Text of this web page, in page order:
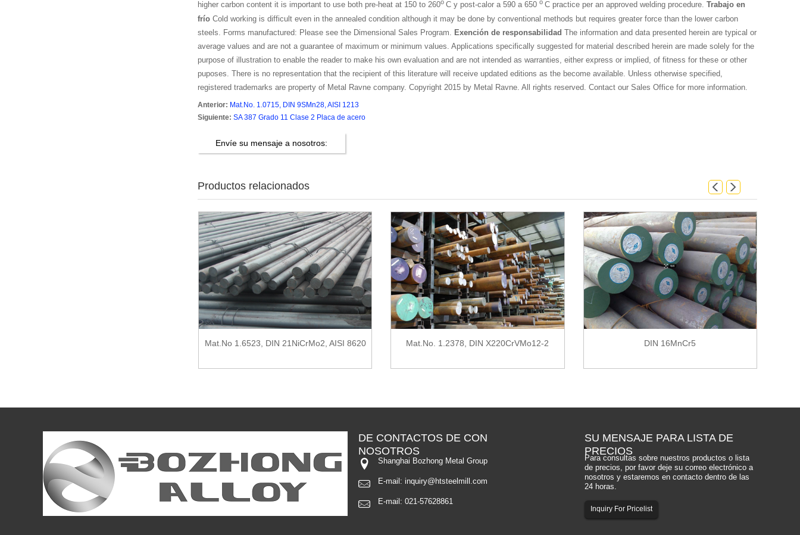
higher carbon content it is important to use both pre-heat at 150 to 260o C y post-calor a 590 a 650 o C practice per an approved welding procedure. Trabajo en
frío Cold working is difficult even in the annealed condition although it may be done by conventional methods but requires greater force than the lower carbon
steels. Forms manufactured: Please see the Dimensional Sales Program. Exención de responsabilidad The information and data presented herein are typical or
average values and are not a guarantee of maximum or minimum values. Applications specifically suggested for material described herein are made solely for the
purpose of illustration to enable the reader to make his own evaluation and are not intended as warranties, either express or implied, of fitness for these or other
puposes. There is no representation that the recipient of this literature will receive updated editions as the become available. Unless otherwise specified,
registered trademarks are property of Metal Ravne company. Copyright 2015 by Metal Ravne. All rights reserved. Contact our Sales Office for more information.
Anterior: Mat.No. 1.0715, DIN 9SMn28, AISI 1213
Siguiente: SA 387 Grado 11 Clase 2 Placa de acero
Envíe su mensaje a nosotros:
Productos relacionados
Mat.No 1.6523, DIN 21NiCrMo2, AISI 8620 Mat.No. 1.2378, DIN X220CrVMo12-2 DIN 16MnCr5
SU MENSAJE PARA LISTA DE
PRECIOS
Para consultas sobre nuestros productos o lista
de precios, por favor deje su correo electrónico a
nosotros y estaremos en contacto dentro de las
24 horas.
Inquiry For Pricelist
DE CONTACTOS DE CON
NOSOTROS
Shanghai Bozhong Metal Group
E-mail: inquiry@htsteelmill.com
E-mail: 021-57628861